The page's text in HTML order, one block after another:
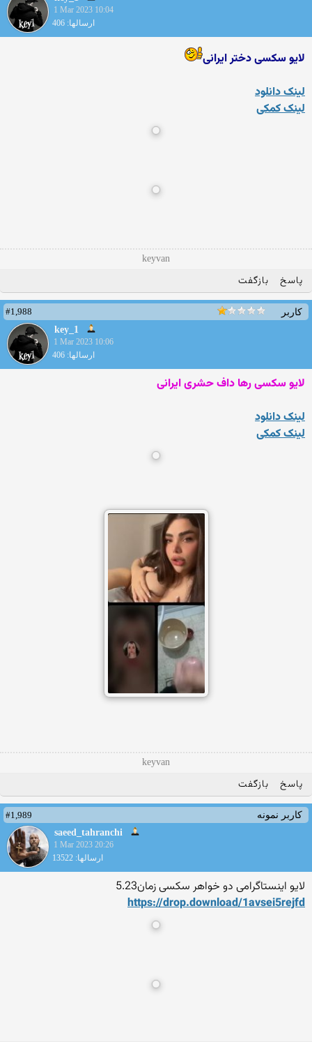
1 Mar 2023 10:04
ارسالها: 406
لایو سکسی دختر ایرانی
لینک دانلود
لینک کمکی
keyvan
پاسخ بازگفت
کاربر
#1,988
key_1
1 Mar 2023 10:06
ارسالها: 406
لایو سکسی رها داف حشری ایرانی
لینک دانلود
لینک کمکی
keyvan
پاسخ بازگفت
کاربر نمونه
#1,989
saeed_tahranchi
1 Mar 2023 20:26
ارسالها: 13522
لایو اینستاگرامی دو خواهر سکسی زمان5.23
https://drop.download/1avsei5rejfd